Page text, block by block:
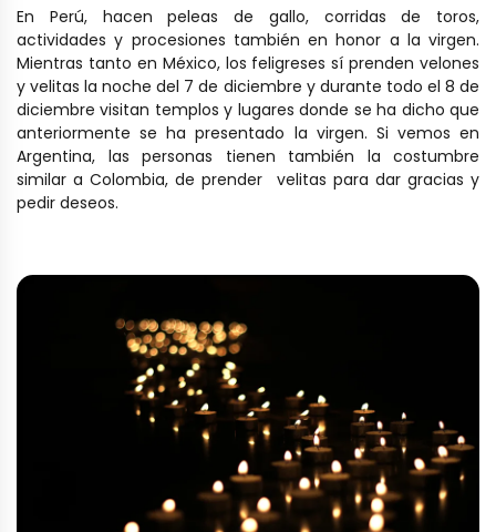
En Perú, hacen peleas de gallo, corridas de toros,
actividades y procesiones también en honor a la virgen.
Mientras tanto en México, los feligreses sí prenden velones
y velitas la noche del 7 de diciembre y durante todo el 8 de
diciembre visitan templos y lugares donde se ha dicho que
anteriormente se ha presentado la virgen. Si vemos en
Argentina, las personas tienen también la costumbre
similar a Colombia, de prender velitas para dar gracias y
pedir deseos.